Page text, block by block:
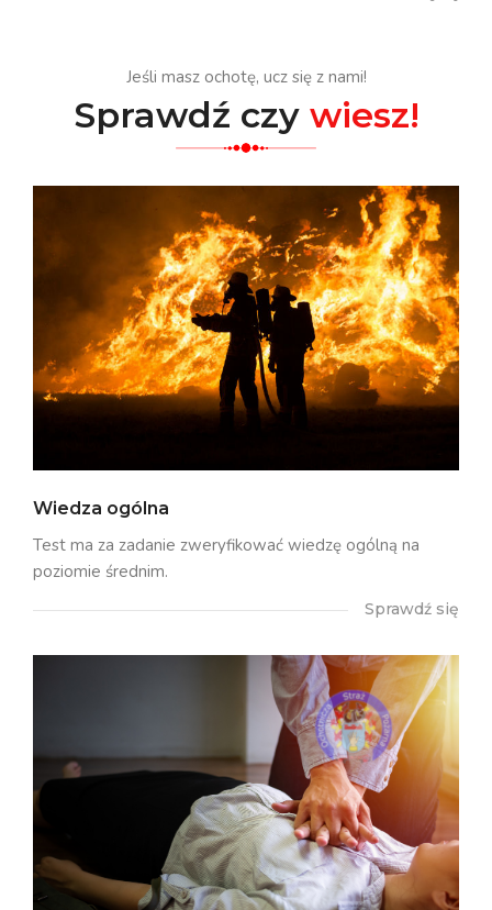
Jeśli masz ochotę, ucz się z nami!
Sprawdź czy wiesz!
Wiedza ogólna
Test ma za zadanie zweryfikować wiedzę ogólną na
poziomie średnim.
Sprawdź się